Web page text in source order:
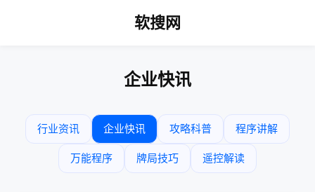
软搜网
企业快讯
行业资讯 企业快讯 攻略科普 程序讲解
万能程序 牌局技巧 遥控解读